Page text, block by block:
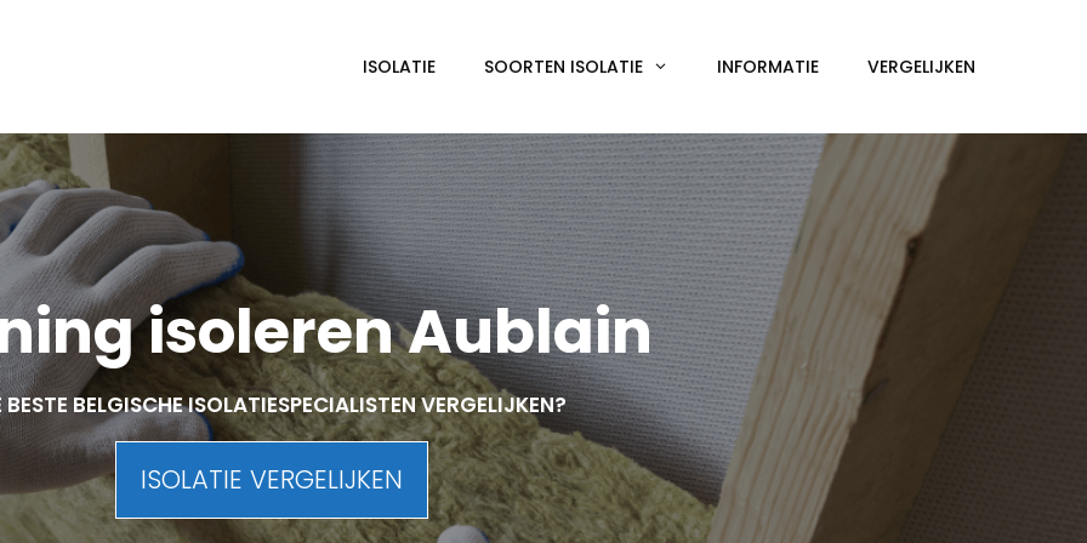
ISOLATIE SOORTEN ISOLATIE INFORMATIE VERGELIJKEN
isoleren Aublain
BESTE BELGISCHE ISOLATIESPECIALISTEN VERGELIJKEN?
ISOLATIE VERGELIJKEN